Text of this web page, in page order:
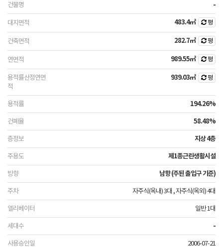
-
483.4㎡ 평
282.7㎡ 평
989.55㎡ 평
939.03㎡ 평
194.26%
58.48%
지상 4층
제1종근린생활시설
남향 (주된 출입구 기준)
자주식(옥내) 3대 , 자주식(옥외) 4대
일반 1대
-
2006-07-21